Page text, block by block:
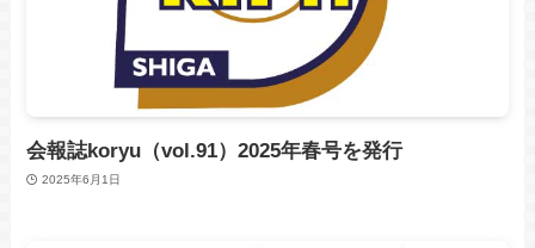
会報誌koryu（vol.91）2025年春号を発行
2025年6月1日